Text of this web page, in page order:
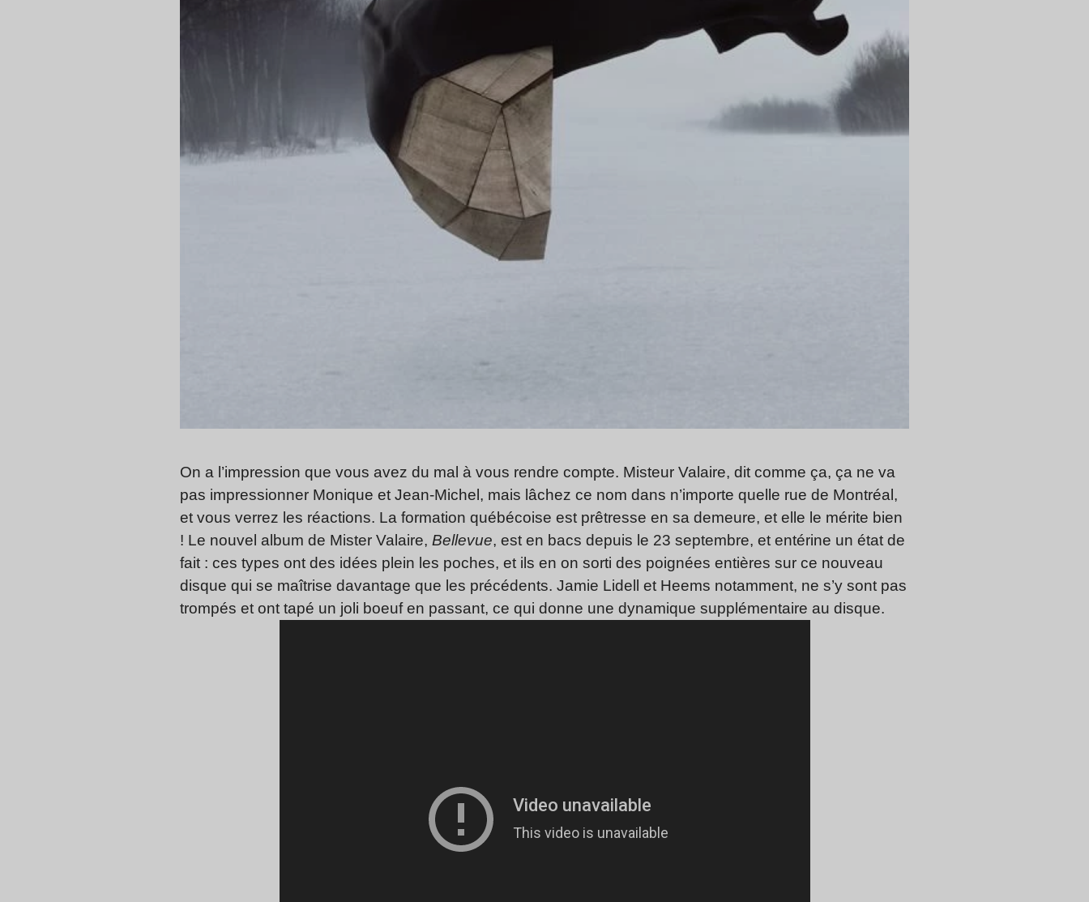
On a l’impression que vous avez du mal à vous rendre compte. Misteur Valaire, dit comme ça, ça ne va
pas impressionner Monique et Jean-Michel, mais lâchez ce nom dans n’importe quelle rue de Montréal,
et vous verrez les réactions. La formation québécoise est prêtresse en sa demeure, et elle le mérite bien
! Le nouvel album de Mister Valaire, Bellevue, est en bacs depuis le 23 septembre, et entérine un état de
fait : ces types ont des idées plein les poches, et ils en on sorti des poignées entières sur ce nouveau
disque qui se maîtrise davantage que les précédents. Jamie Lidell et Heems notamment, ne s’y sont pas
trompés et ont tapé un joli boeuf en passant, ce qui donne une dynamique supplémentaire au disque.